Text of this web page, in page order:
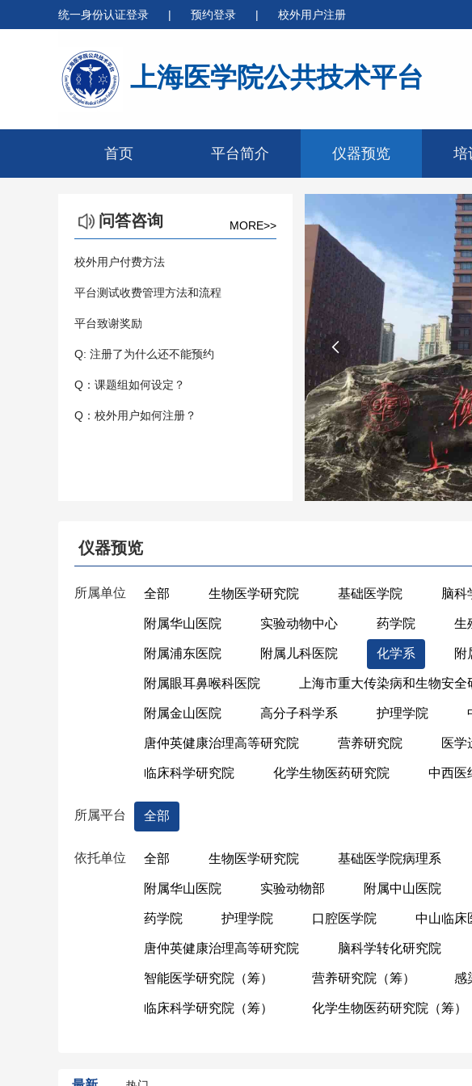
统一身份认证登录 | 预约登录 | 校外用户注册
上海医学院公共技术平台
首页 平台简介 仪器预览 培
问答咨询 MORE>>
校外用户付费方法
平台测试收费管理方法和流程
平台致谢奖励
Q: 注册了为什么还不能预约
Q：课题组如何设定？
Q：校外用户如何注册？

仪器预览
所属单位 全部 生物医学研究院 基础医学院 脑科
附属华山医院 实验动物中心 药学院 生
附属浦东医院 附属儿科医院 化学系 附
附属眼耳鼻喉科医院 上海市重大传染病和生物安全
附属金山医院 高分子科学系 护理学院
唐仲英健康治理高等研究院 营养研究院 医学
临床科学研究院 化学生物医药研究院 中西医
所属平台 全部
依托单位 全部 生物医学研究院 基础医学院病理系
附属华山医院 实验动物部 附属中山医院
药学院 护理学院 口腔医学院 中山临床
唐仲英健康治理高等研究院 脑科学转化研究院
智能医学研究院（筹） 营养研究院（筹） 感
临床科学研究院（筹） 化学生物医药研究院（筹）